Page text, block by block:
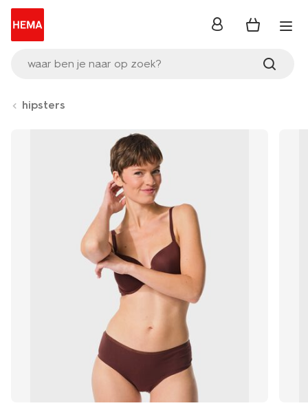
waar ben je naar op zoek?
inloggen
hipsters